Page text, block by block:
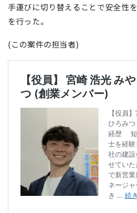
手運びに切り替えることで安全性
を行った。
(この案件の担当者)